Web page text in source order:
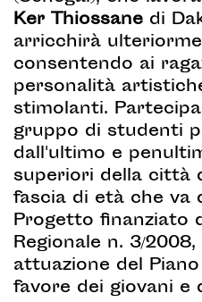
Ker Thiossane di
arricchirà
consentendo ai
personalità
stimolanti.
gruppo di studenti
dall'ultimo e
superiori della città
fascia di età che va
Progetto finanziato
Regionale n. 3/
attuazione del
favore dei giovani e